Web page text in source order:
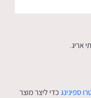
אריג.
ספינינג כדי ליצר מוצר